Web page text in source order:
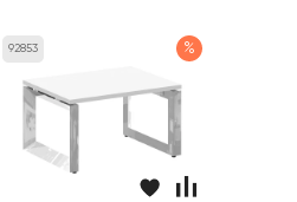
92853 %